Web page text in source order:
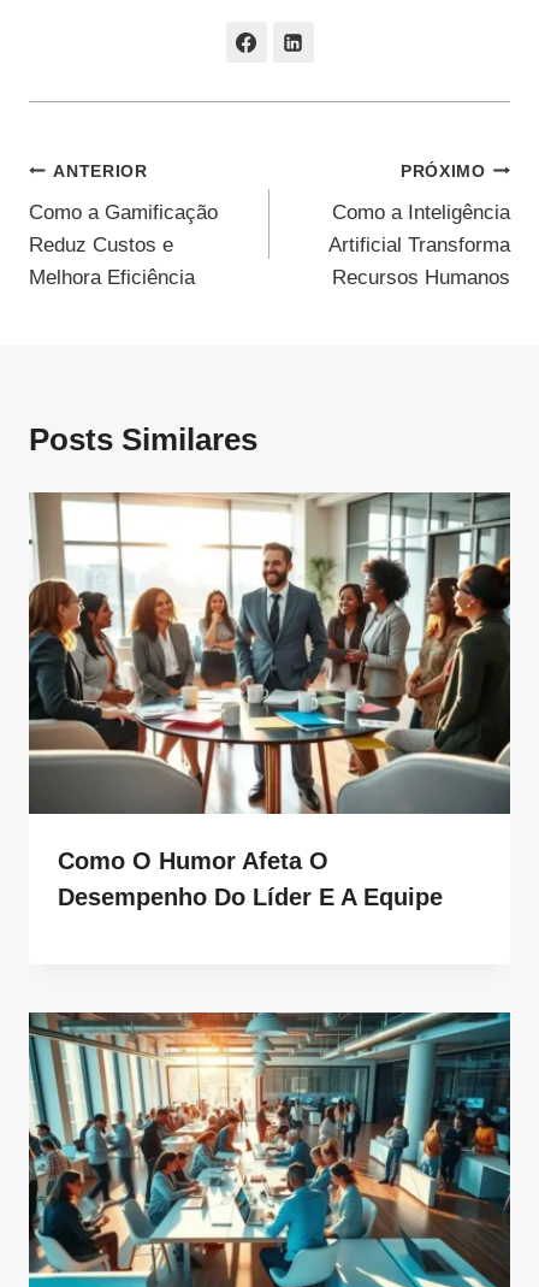
Navegação
De
Post
ANTERIOR
Como a Gamificação
Reduz Custos e
Melhora Eficiência
PRÓXIMO
Como a Inteligência
Artificial Transforma
Recursos Humanos
Posts Similares
Como O Humor Afeta O
Desempenho Do Líder E A Equipe